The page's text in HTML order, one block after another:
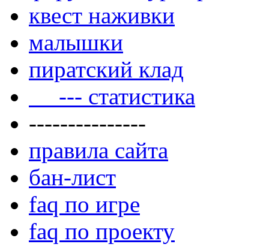
квест наживки
малышки
пиратский клад
--- статистика
---------------
правила сайта
бан-лист
faq по игре
faq по проекту